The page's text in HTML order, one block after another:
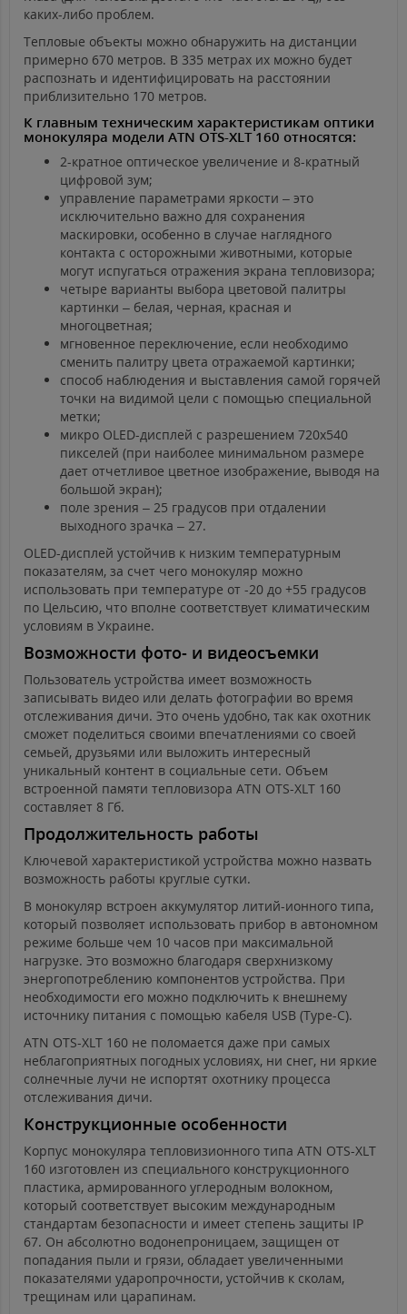
каких-либо проблем.
Тепловые объекты можно обнаружить на дистанции
примерно 670 метров. В 335 метрах их можно будет
распознать и идентифицировать на расстоянии
приблизительно 170 метров.
К главным техническим характеристикам оптики
монокуляра модели ATN OTS-XLT 160 относятся:
2-кратное оптическое увеличение и 8-кратный
цифровой зум;
управление параметрами яркости – это
исключительно важно для сохранения
маскировки, особенно в случае наглядного
контакта с осторожными животными, которые
могут испугаться отражения экрана тепловизора;
четыре варианты выбора цветовой палитры
картинки – белая, черная, красная и
многоцветная;
мгновенное переключение, если необходимо
сменить палитру цвета отражаемой картинки;
способ наблюдения и выставления самой горячей
точки на видимой цели с помощью специальной
метки;
микро OLED-дисплей с разрешением 720x540
пикселей (при наиболее минимальном размере
дает отчетливое цветное изображение, выводя на
большой экран);
поле зрения – 25 градусов при отдалении
выходного зрачка – 27.
OLED-дисплей устойчив к низким температурным
показателям, за счет чего монокуляр можно
использовать при температуре от -20 до +55 градусов
по Цельсию, что вполне соответствует климатическим
условиям в Украине.
Возможности фото- и видеосъемки
Пользователь устройства имеет возможность
записывать видео или делать фотографии во время
отслеживания дичи. Это очень удобно, так как охотник
сможет поделиться своими впечатлениями со своей
семьей, друзьями или выложить интересный
уникальный контент в социальные сети. Объем
встроенной памяти тепловизора ATN OTS-XLT 160
составляет 8 Гб.
Продолжительность работы
Ключевой характеристикой устройства можно назвать
возможность работы круглые сутки.
В монокуляр встроен аккумулятор литий-ионного типа,
который позволяет использовать прибор в автономном
режиме больше чем 10 часов при максимальной
нагрузке. Это возможно благодаря сверхнизкому
энергопотреблению компонентов устройства. При
необходимости его можно подключить к внешнему
источнику питания с помощью кабеля USB (Type-C).
ATN OTS-XLT 160 не поломается даже при самых
неблагоприятных погодных условиях, ни снег, ни яркие
солнечные лучи не испортят охотнику процесса
отслеживания дичи.
Конструкционные особенности
Корпус монокуляра тепловизионного типа ATN OTS-XLT
160 изготовлен из специального конструкционного
пластика, армированного углеродным волокном,
который соответствует высоким международным
стандартам безопасности и имеет степень защиты IP
67. Он абсолютно водонепроницаем, защищен от
попадания пыли и грязи, обладает увеличенными
показателями ударопрочности, устойчив к сколам,
трещинам или царапинам.